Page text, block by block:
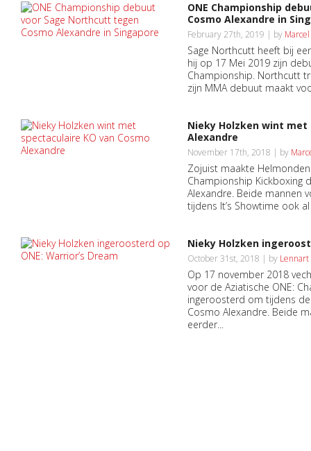
ONE Championship
Cosmo Alexandre in
February 27th, 2019 | by
Sage Northcutt heeft bij
hij op 17 Mei 2019 zijn
Championship. Northcutt
zijn MMA debuut maakt
Nieky Holzken wint met
Alexandre
November 17th, 2018 | by
Zojuist maakte
Championship Kickboxing
Alexandre. Beide mannen
tijdens It’s Showtime ook
Nieky Holzken
October 31st, 2018 | by Lennart
Op 17 november 2018
voor de Aziatische ONE:
ingeroosterd om tijdens
Cosmo Alexandre. Beide
eerder...